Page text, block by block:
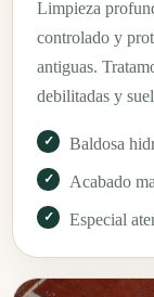
Limpieza
controlado y
antiguas.
debilitadas y
Baldosa
Acabado
Especial